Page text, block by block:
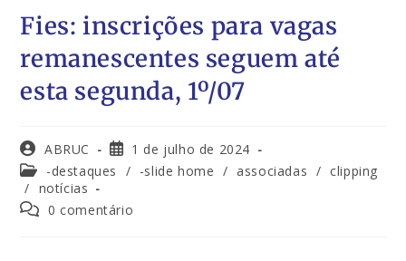
Fies: inscrições para vagas
remanescentes seguem até
esta segunda, 1º/07
ABRUC
1 de julho de 2024
-destaques
/ -slide home / associadas / clipping
/ notícias
0 comentário